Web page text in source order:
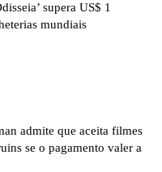
supera US$ 1
mundiais
admite que aceita filmes
se o pagamento valer a